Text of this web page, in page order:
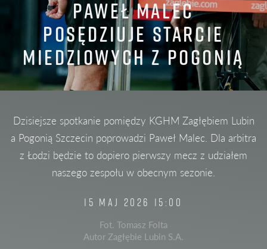
PAWEŁ MALEC
POSĘDZIUJE STARCIE
MIEDZIOWYCH Z POGONIĄ
Dzisiejsze spotkanie pomiędzy KGHM Zagłębiem Lubin
a Pogonią Szczecin poprowadzi Paweł Malec. Dla arbitra
z Łodzi będzie to dopiero pierwszy mecz z udziałem
naszego zespołu w obecnym sezonie.
15 MAJ 2026 15:00
Fot. Tomasz Folta
Autor Zagłębie Lubin S.A.